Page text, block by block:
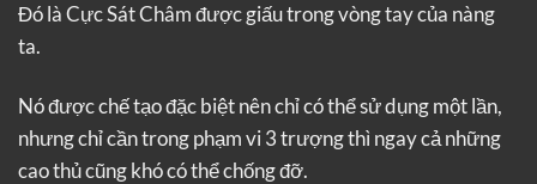
Đó là Cực Sát Châm được giấu trong vòng tay của nàng
ta.
Nó được chế tạo đặc biệt nên chỉ có thể sử dụng một lần,
nhưng chỉ cần trong phạm vi 3 trượng thì ngay cả những
cao thủ cũng khó có thể chống đỡ.